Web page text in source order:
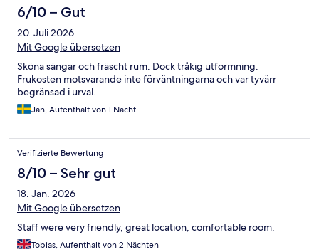
6/10 – Gut
20. Juli 2026
Mit Google übersetzen
Sköna sängar och fräscht rum. Dock tråkig utformning.
Frukosten motsvarande inte förväntningarna och var tyvärr
begränsad i urval.
Jan, Aufenthalt von 1 Nacht
Verifizierte Bewertung
8/10 – Sehr gut
18. Jan. 2026
Mit Google übersetzen
Staff were very friendly, great location, comfortable room.
Tobias, Aufenthalt von 2 Nächten